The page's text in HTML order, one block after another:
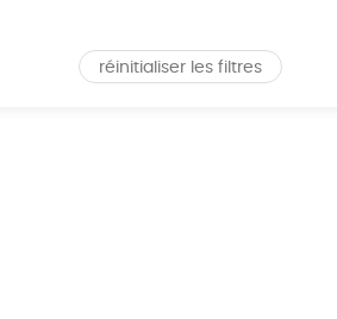
réinitialiser les filtres